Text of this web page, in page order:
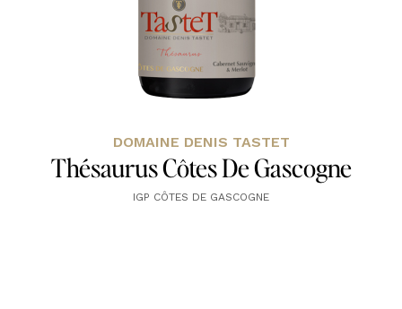
DOMAINE DENIS TASTET
Thésaurus Côtes De Gascogne
IGP CÔTES DE GASCOGNE